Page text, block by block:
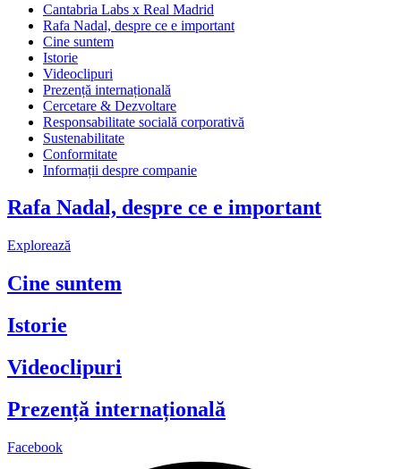
Cantabria Labs x Real Madrid
Rafa Nadal, despre ce e important
Cine suntem
Istorie
Videoclipuri
Prezență internațională
Cercetare & Dezvoltare
Responsabilitate socială corporativă
Sustenabilitate
Conformitate
Informații despre companie
Rafa Nadal, despre ce e important
Explorează
Cine suntem
Istorie
Videoclipuri
Prezență internațională
Facebook